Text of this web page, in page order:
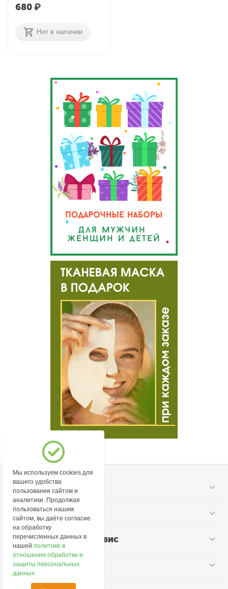
680₽
Нет в наличии
Моя учетная запись
Информация
Покупательский сервис
Контакты
Мы используем cookies для
вашего удобства
пользования сайтом и
аналитики. Продолжая
пользоваться нашим
сайтом, вы даёте согласие
на обработку
перечисленных данных в
нашейполитике в
отношении обработки и
защиты персональных
данных